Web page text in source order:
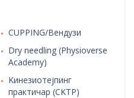
CUPPING/Вендузи
Dry needling (Physioverse
Academy)
Kинезиотејпинг
практичар (CKTP)